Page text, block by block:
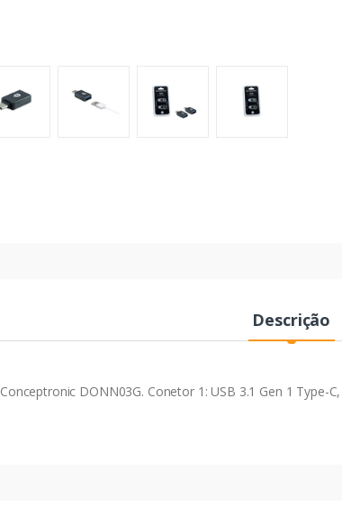
Descrição
Conceptronic DONN03G. Conetor 1: USB 3.1 Gen 1 Type-